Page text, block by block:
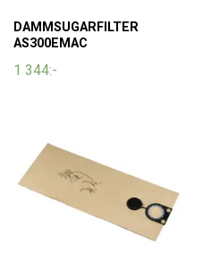
DAMMSUGARFILTER
AS300EMAC
1 344:-